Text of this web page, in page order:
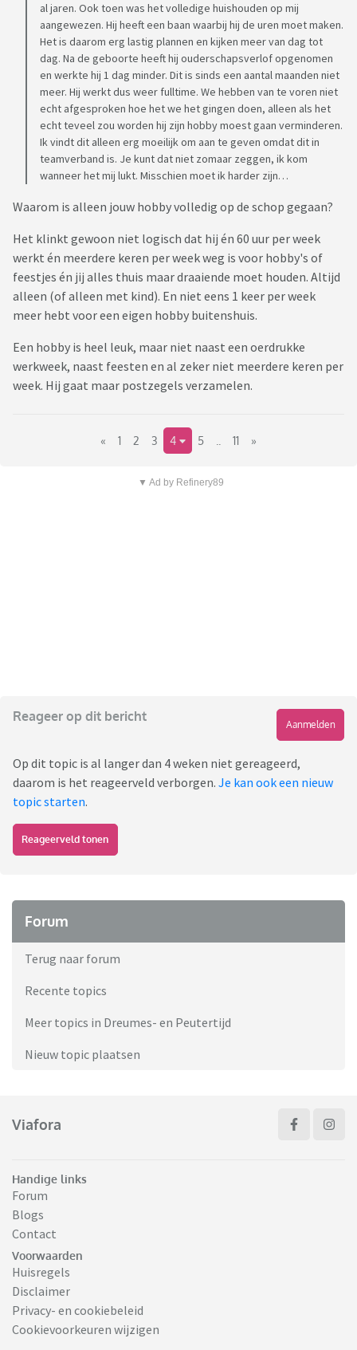
al jaren. Ook toen was het volledige huishouden op mij
aangewezen. Hij heeft een baan waarbij hij de uren moet maken.
Het is daarom erg lastig plannen en kijken meer van dag tot
dag. Na de geboorte heeft hij ouderschapsverlof opgenomen
en werkte hij 1 dag minder. Dit is sinds een aantal maanden niet
meer. Hij werkt dus weer fulltime. We hebben van te voren niet
echt afgesproken hoe het we het gingen doen, alleen als het
echt teveel zou worden hij zijn hobby moest gaan verminderen.
Ik vindt dit alleen erg moeilijk om aan te geven omdat dit in
teamverband is. Je kunt dat niet zomaar zeggen, ik kom
wanneer het mij lukt. Misschien moet ik harder zijn…
Waarom is alleen jouw hobby volledig op de schop gegaan?
Het klinkt gewoon niet logisch dat hij én 60 uur per week
werkt én meerdere keren per week weg is voor hobby's of
feestjes én jij alles thuis maar draaiende moet houden. Altijd
alleen (of alleen met kind). En niet eens 1 keer per week
meer hebt voor een eigen hobby buitenshuis.
Een hobby is heel leuk, maar niet naast een oerdrukke
werkweek, naast feesten en al zeker niet meerdere keren per
week. Hij gaat maar postzegels verzamelen.
« 1 2 3 4 5 11 »
▼ Ad by Refinery89
Reageer op dit bericht
Aanmelden
Op dit topic is al langer dan 4 weken niet gereageerd,
daarom is het reageerveld verborgen. Je kan ook een nieuw
topic starten.
Reageerveld tonen
Forum
Terug naar forum
Recente topics
Meer topics in Dreumes- en Peutertijd
Nieuw topic plaatsen
Viafora
Handige links
Forum
Blogs
Contact
Voorwaarden
Huisregels
Disclaimer
Privacy- en cookiebeleid
Cookievoorkeuren wijzigen